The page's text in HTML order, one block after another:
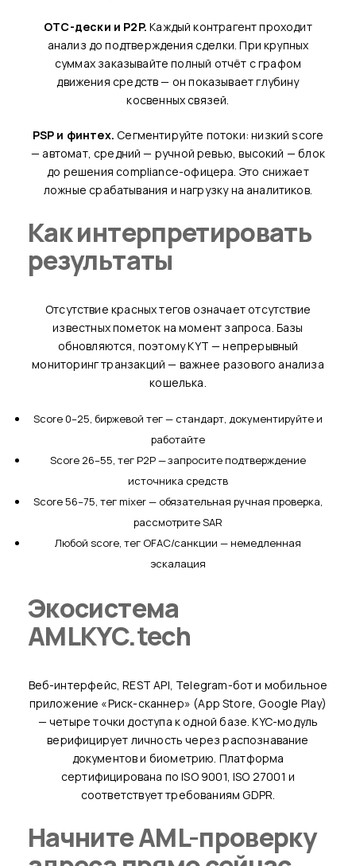
OTC-дески и P2P. Каждый контрагент проходит
анализ до подтверждения сделки. При крупных
суммах заказывайте полный отчёт с графом
движения средств — он показывает глубину
косвенных связей.
PSP и финтех. Сегментируйте потоки: низкий score
— автомат, средний — ручной ревью, высокий — блок
до решения compliance-офицера. Это снижает
ложные срабатывания и нагрузку на аналитиков.
Как интерпретировать
результаты
Отсутствие красных тегов означает отсутствие
известных пометок на момент запроса. Базы
обновляются, поэтому KYT — непрерывный
мониторинг транзакций — важнее разового анализа
кошелька.
Score 0–25, биржевой тег — стандарт, документируйте и
работайте
Score 26–55, тег P2P — запросите подтверждение
источника средств
Score 56–75, тег mixer — обязательная ручная проверка,
рассмотрите SAR
Любой score, тег OFAC/санкции — немедленная
эскалация
Экосистема
AMLKYC.tech
Веб-интерфейс, REST API, Telegram-бот и мобильное
приложение «Риск-сканнер» (App Store, Google Play)
— четыре точки доступа к одной базе. KYC-модуль
верифицирует личность через распознавание
документов и биометрию. Платформа
сертифицирована по ISO 9001, ISO 27001 и
соответствует требованиям GDPR.
Начните AML-проверку